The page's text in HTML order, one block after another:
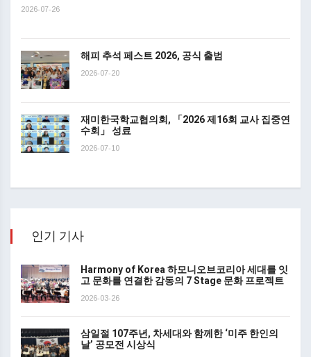
2026-07-26
해피 추석 페스트 2026, 공식 출범
2026-07-20
재미한국학교협의회, 「2026 제16회 교사 집중연
수회」 성료
2026-07-10
인기 기사
Harmony of Korea 하모니오브코리아 세대를 잇
고 문화를 연결한 감동의 7 Stage 문화 프로젝트
2026-03-26
삼일절 107주년, 차세대와 함께한 ‘미주 한인의
날’ 공모전 시상식